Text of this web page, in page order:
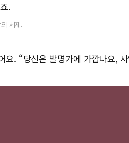
.
세제.
요. “당신은 발명가에 가깝나요,